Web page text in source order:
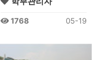
1768 05-19